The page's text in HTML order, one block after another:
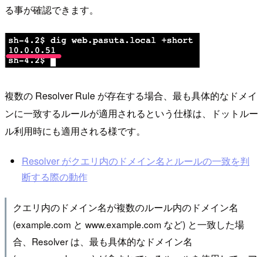
る事が確認できます。
複数の Resolver Rule が存在する場合、最も具体的なドメイ
ンに一致するルールが適用されるという仕様は、ドットルー
ル利用時にも適用される様です。
Resolver がクエリ内のドメイン名とルールの一致を判
断する際の動作
クエリ内のドメイン名が複数のルール内のドメイン名
(example.com と www.example.com など) と一致した場
合、Resolver は、最も具体的なドメイン名